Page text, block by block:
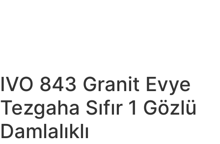
IVO 843 Granit Evye
Tezgaha Sıfır 1 Gözlü
Damlalıklı